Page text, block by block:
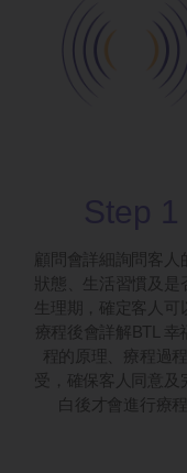
顧問會詳細詢問客人
狀態、生活習慣及是
生理期，確定客人可
療程後會詳解BTL 幸
程的原理、療程過
受，確保客人同意及
白後才會進行療程